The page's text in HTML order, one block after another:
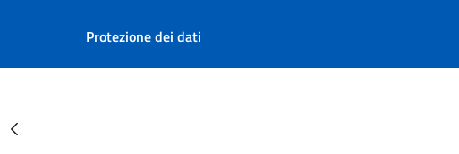
Protezione dei dati
Risultati della Ricerca - Eventi